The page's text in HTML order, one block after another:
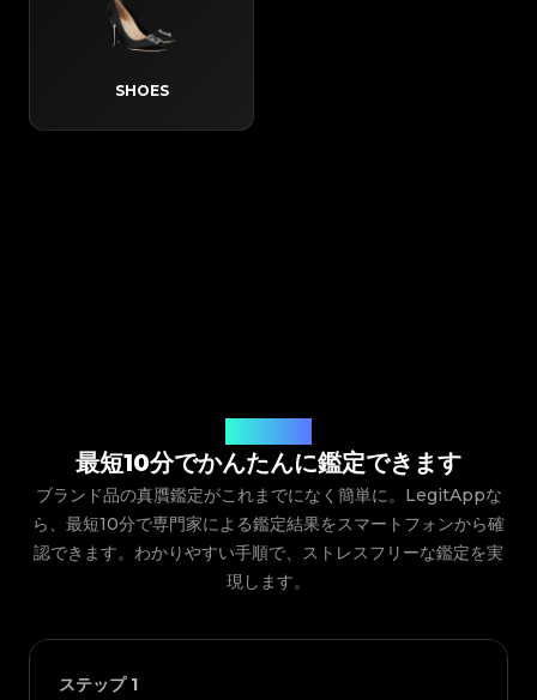
SHOES
最短10分でかんたんに鑑定できます
ブランド品の真贋鑑定がこれまでになく簡単に。LegitAppな
ら、最短10分で専門家による鑑定結果をスマートフォンから確
認できます。わかりやすい手順で、ストレスフリーな鑑定を実
現します。
ステップ 1